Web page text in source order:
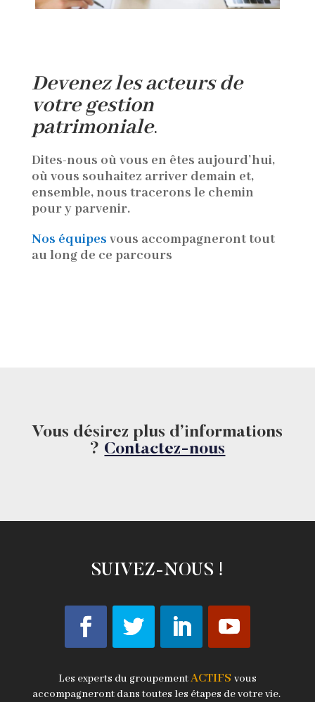
Devenez les acteurs de
votre gestion
patrimoniale.
Dites-nous où vous en êtes aujourd’hui,
où vous souhaitez arriver demain et,
ensemble, nous tracerons le chemin
pour y parvenir.
Nos équipes vous accompagneront tout
au long de ce parcours
Vous désirez plus d’informations
? Contactez-nous
SUIVEZ-NOUS !
Les experts du groupementACTIFS vous
accompagneront dans toutes les étapes de votre vie.